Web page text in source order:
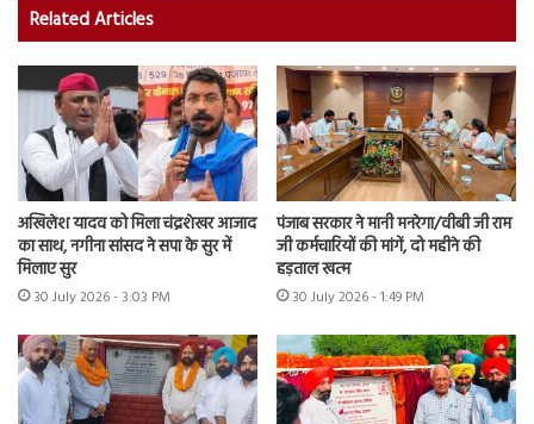
Related Articles
अखिलेश यादव को मिला चंद्रशेखर आजाद
का साथ, नगीना सांसद ने सपा के सुर में
मिलाए सुर
30 July 2026 - 3:03 PM
पंजाब सरकार ने मानी मनरेगा/वीबी जी राम
जी कर्मचारियों की मांगें, दो महीने की
हड़ताल खत्म
30 July 2026 - 1:49 PM